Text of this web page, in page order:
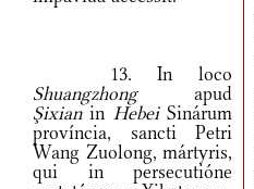
13. In loco
Shuangzhongapud
Şixianin HebeiSinárum
província, sancti Petri
Wang Zuolong, mártyris,
qui in persecutióne